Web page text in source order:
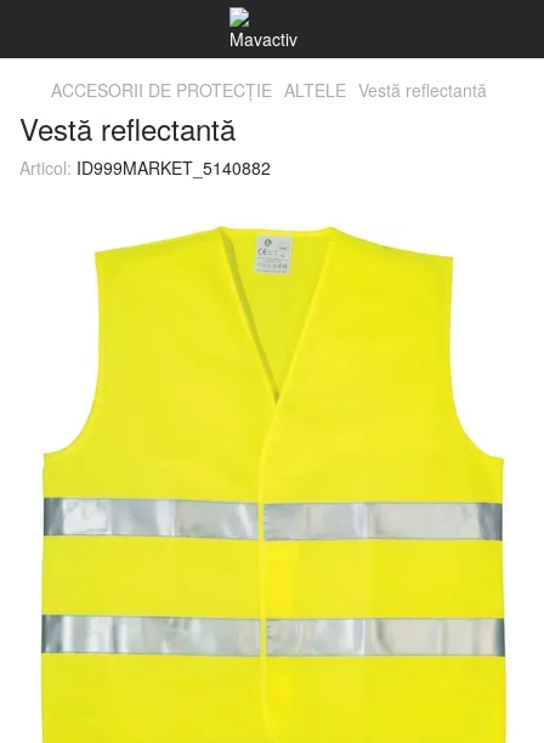
ACCESORII DE PROTECŢIE ALTELE Vestă reflectantă
Vestă reflectantă
Articol: ID999MARKET_5140882